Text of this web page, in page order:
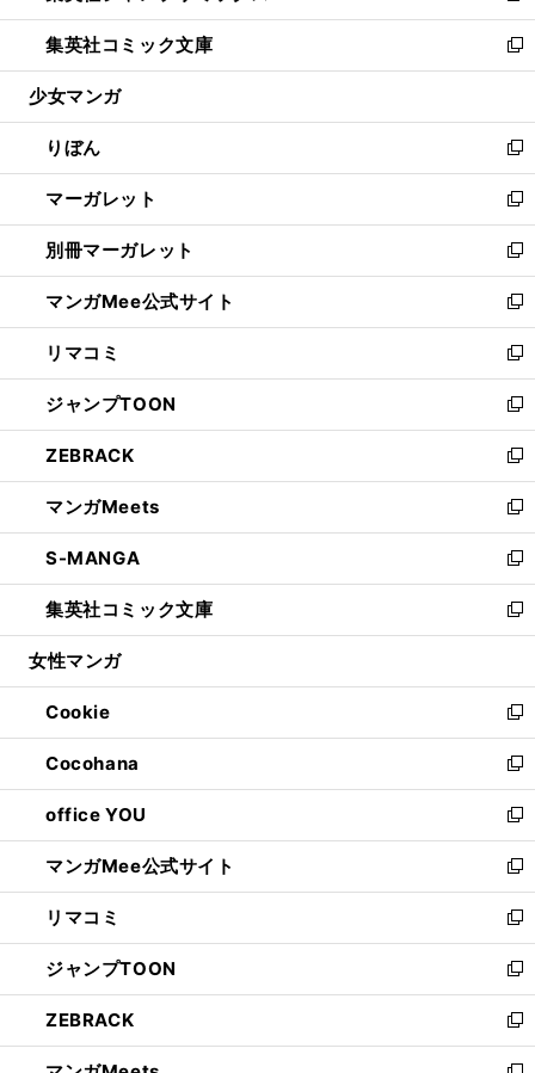
開
く
ウ
で
開
ン
ド
ウ
開
く
ウ
ィ
ン
ウ
で
開
く
し
い
ウ
ン
ド
ウ
で
開
く
集英社コミック文庫
新
し
ウ
ィ
ン
ド
ウ
で
開
く
少女マンガ
りぼん
新
し
い
ウ
ィ
ン
ド
ウ
で
開
く
マーガレット
新
し
い
ウ
ィ
ン
ド
ウ
で
開
く
別冊マーガレット
新
し
い
ウ
ィ
ン
ド
ウ
で
開
く
マンガMee公式サイト
新
し
い
ウ
ィ
ン
ド
ウ
で
開
く
リマコミ
新
し
い
ウ
ィ
ン
ド
ウ
で
開
く
ジャンプTOON
新
し
い
ウ
ィ
ン
ド
ウ
で
開
ZEBRACK
新
し
い
ウ
ィ
ン
ド
ウ
開
く
マンガMeets
新
し
い
ウ
ィ
ン
ウ
で
開
く
S-MANGA
新
し
い
ウ
ン
ド
ウ
で
開
く
集英社コミック文庫
新
し
ウ
ィ
ン
ド
ウ
で
開
く
女性マンガ
Cookie
新
し
い
ウ
ィ
ン
ド
ウ
で
開
く
Cocohana
新
し
い
ウ
ィ
ン
ド
ウ
で
開
く
office YOU
新
し
い
ウ
ィ
ン
ド
ウ
で
開
マンガMee公式サイト
新
し
い
ウ
ィ
ン
ド
ウ
リマコミ
新
し
い
ウ
ィ
ン
ジャンプTOON
新
し
い
ウ
ZEBRACK
新
し